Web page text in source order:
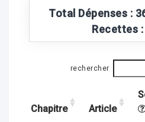
Total Dépenses :
Recettes
rechercher
Chapitre Article